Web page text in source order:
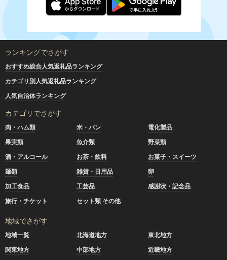
ランキングでさがす
おすすめ総合人気返礼品ランキング
カテゴリ別人気返礼品ランキング
人気自治体ランキング
カテゴリでさがす
肉・ハム類 米・パン
電化製品
果実類
魚介類
野菜類
酒・アルコール
お茶・飲料
お菓子・スイーツ
麺類
雑貨・日用品
卵
加工食品
工芸品
感謝状・記念品
旅行・チケット
セット類 その他
地域でさがす
地域一覧 北海道地方
東北地方
関東地方
中部地方
近畿地方